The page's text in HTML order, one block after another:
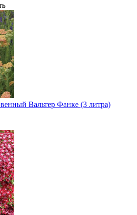
Вальтер Фанке (3 литра)